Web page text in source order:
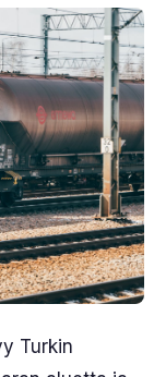
Turkin